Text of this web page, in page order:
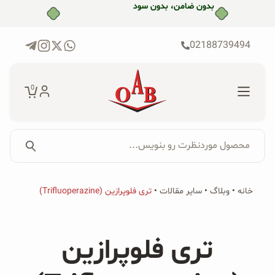
بدون ضامن، بدون سود
02188739494
0
برای:
جستجو...
پکیج‌ها
محصولات ارگانیک
محصول موردنظرت رو بنویس...
خانه • وبلاگ • سایر مقالات • تری فلوپرازین (Trifluoperazine)
تری فلوپرازین